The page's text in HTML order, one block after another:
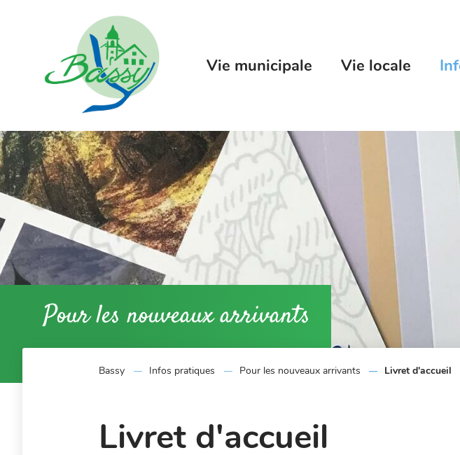
Vie municipale Vie locale
Pour les nouveaux arrivants
Bassy Infos pratiques Pour les nouveaux arrivants Livret d'accueil
Livret d'accueil